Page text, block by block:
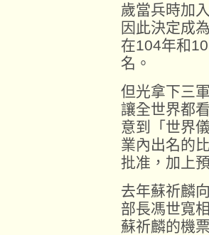
歲當兵時加
因此決定成
在104年和
名。
但光拿下三
讓全世界都
意到「世界
業內出名的
批准，加上
去年蘇祈麟
部長馮世寬
蘇祈麟的機